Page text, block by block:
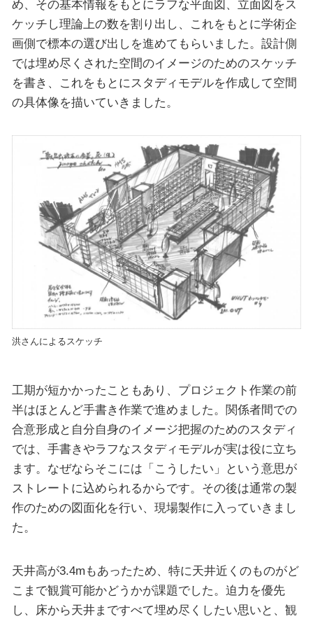
め、その基本情報をもとにラフな平面図、立面図をス
ケッチし理論上の数を割り出し、これをもとに学術企
画側で標本の選び出しを進めてもらいました。設計側
では埋め尽くされた空間のイメージのためのスケッチ
を書き、これをもとにスタディモデルを作成して空間
の具体像を描いていきました。
洪さんによるスケッチ
工期が短かかったこともあり、プロジェクト作業の前
半はほとんど手書き作業で進めました。関係者間での
合意形成と自分自身のイメージ把握のためのスタディ
では、手書きやラフなスタディモデルが実は役に立ち
ます。なぜならそこには「こうしたい」という意思が
ストレートに込められるからです。その後は通常の製
作のための図面化を行い、現場製作に入っていきまし
た。
天井高が3.4mもあったため、特に天井近くのものがど
こまで観賞可能かどうかが課題でした。迫力を優先
し、床から天井まですべて埋め尽くしたい思いと、観